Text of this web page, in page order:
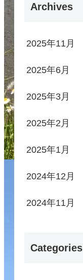
Archives
2025年11月
2025年6月
2025年3月
2025年2月
2025年1月
2024年12月
2024年11月
Categories